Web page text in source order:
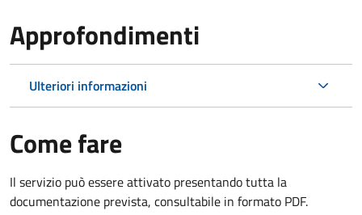
Approfondimenti
Ulteriori informazioni
Come fare
Il servizio può essere attivato presentando tutta la
documentazione prevista, consultabile in formato PDF.